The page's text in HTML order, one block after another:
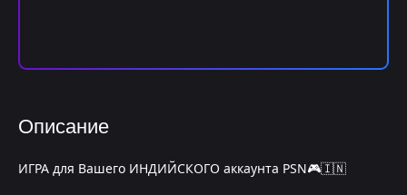
Описание
ИГРА для Вашего ИНДИЙСКОГО аккаунта PSN🎮🇮🇳